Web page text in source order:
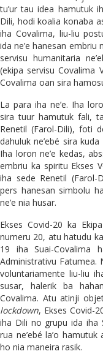
tu’ur tau idea hamutuk
Dili, hodi koalia konaba
iha Covalima, liu-liu
ida ne’e hanesan
servisu humanitaria
(ekipa servisu Covalima
Covalima oan sira
La para iha ne’e. Iha
sira tuur hamutuk fali,
Renetil (Farol-Dili), foti
dahuluk ne’ebé sira
Iha loron ne’e kedas,
embriu ka spiritu Ekses
iha sede Renetil (Farol-
pers hanesan simbolu
ne’e nia husar.
Ekses Covid-20 ka
numeru 20, atu hatudu
19 iha Suai-Covalima
Administrativu Fatumea.
voluntariamente liu-liu
susar, halerik ba
Covalima. Atu atinji
lockdown, Ekses Covid-
iha Dili no grupu ida iha
rua ne’ebé la’o
ho nia maneira rasik.